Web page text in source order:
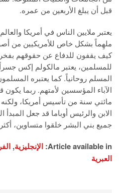
قبل أن يبلغ الأربعين من عمره.
يعتبر ملايين الناس في أمريكا
ملهِماً بشكل خاص للأمريكيين من
كيف يقفون للدفاع عن حقوقهم بفخر
للمسلمين، يعتبر مالكولم إكس
المسلم روحانياً. كما يعتبره
الآباء المؤسسين لأمتهم. ربما
مائتي سنة من تأسيس أمريكا، ولكنه
الابن والرئيس أوباما قد جعل المبدأ
جميع بني البشر خلقوا متساوين،
Article available in: الإنجليزية,
العبرية